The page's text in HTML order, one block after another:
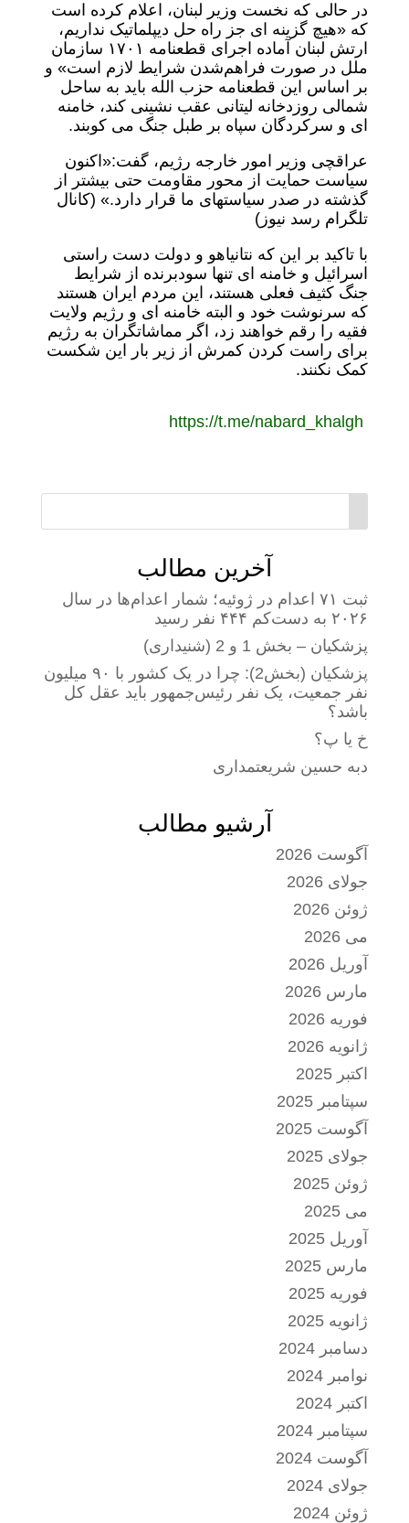
در حالی که نخست وزیر لبنان، اعلام کرده است
که «هیچ گزینه ای جز راه حل دیپلماتیک نداریم،
ارتش لبنان آماده اجرای قطعنامه ۱۷۰۱ سازمان
ملل در صورت فراهم‌شدن شرایط لازم است» و
بر اساس این قطعنامه حزب الله باید به ساحل
شمالی روزدخانه لیتانی عقب نشینی کند، خامنه
ای و سرکردگان سپاه بر طبل جنگ می کوبند.
عراقچی وزیر امور خارجه رژیم، گفت:«اکنون
سیاست حمایت از محور مقاومت حتی بیشتر از
گذشته در صدر سیاستهای ما قرار دارد.» (کانال
تلگرام رسد نیوز)
با تاکید بر این که نتانیاهو و دولت دست راستی
اسرائیل و خامنه ای تنها سودبرنده از شرایط
جنگ کثیف فعلی هستند، این مردم ایران هستند
که سرنوشت خود و البته خامنه ای و رژیم ولایت
فقیه را رقم خواهند زد، اگر مماشاتگران به رژیم
برای راست کردن کمرش از زیر بار این شکست
کمک نکنند.
https://t.me/nabard_khalgh
آخرین مطالب
ثبت ۷۱ اعدام در ژوئیه؛ شمار اعدام‌ها در سال
۲۰۲۶ به دست‌کم ۴۴۴ نفر رسید
پزشکیان – بخش 1 و 2 (شنیداری)
پزشکیان (بخش2): چرا در یک کشور با ۹۰ میلیون
نفر جمعیت، یک نفر رئیس‌جمهور باید عقل کل
باشد؟
خ یا پ؟
دبه حسین شریعتمداری
آرشیو مطالب
آگوست 2026
جولای 2026
ژوئن 2026
می 2026
آوریل 2026
مارس 2026
فوریه 2026
ژانویه 2026
اکتبر 2025
سپتامبر 2025
آگوست 2025
جولای 2025
ژوئن 2025
می 2025
آوریل 2025
مارس 2025
فوریه 2025
ژانویه 2025
دسامبر 2024
نوامبر 2024
اکتبر 2024
سپتامبر 2024
آگوست 2024
جولای 2024
ژوئن 2024